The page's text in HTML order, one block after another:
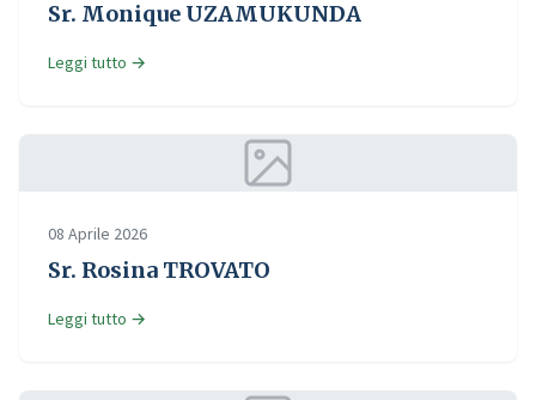
Sr. Monique UZAMUKUNDA
Leggi tutto →
08 Aprile 2026
Sr. Rosina TROVATO
Leggi tutto →